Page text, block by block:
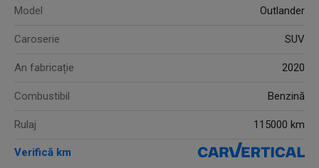
Model Outlander
Caroserie SUV
An fabricație 2020
Combustibil Benzină
Rulaj 115000 km
Verifică km